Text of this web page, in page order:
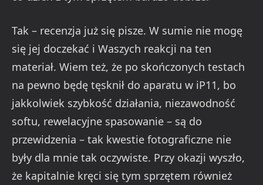
Tak – recenzja już się pisze. W sumie nie mogę
się jej doczekać i Waszych reakcji na ten
materiał. Wiem też, że po skończonych testach
na pewno będę tęsknił do aparatu w iP11, bo
jakkolwiek szybkość działania, niezawodność
softu, rewelacyjne spasowanie – są do
przewidzenia – tak kwestie fotograficzne nie
były dla mnie tak oczywiste. Przy okazji wyszło,
że kapitalnie kręci się tym sprzętem również